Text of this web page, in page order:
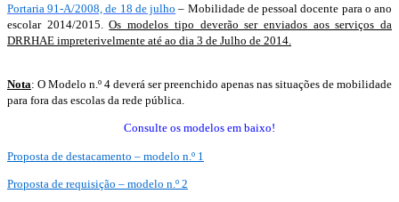
Portaria 91-A/2008, de 18 de julho – Mobilidade de pessoal docente para o ano
escolar 2014/2015.Os modelos tipo deverão ser enviados aos serviços da
DRRHAE impreterivelmente até ao dia 3 de Julho de 2014.
Nota: O Modelo n.º 4 deverá ser preenchido apenas nas situações de mobilidade
para fora das escolas da rede pública.
Consulte os modelos em baixo!
Proposta de destacamento – modelo n.º 1
Proposta de requisição – modelo n.º 2